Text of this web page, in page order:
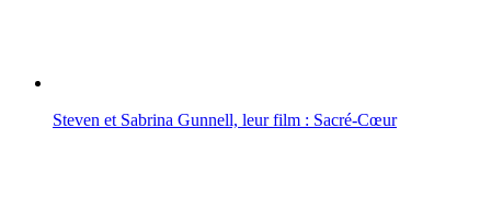
Steven et Sabrina Gunnell, leur film : Sacré-Cœur